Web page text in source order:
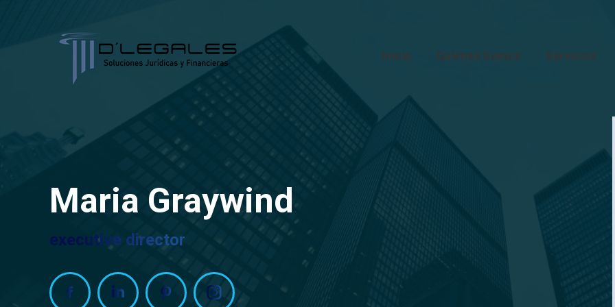
Inicio Quienes Somos Servicios
Maria Graywind
executive director
FacebookLinkedinPinterestInstagram